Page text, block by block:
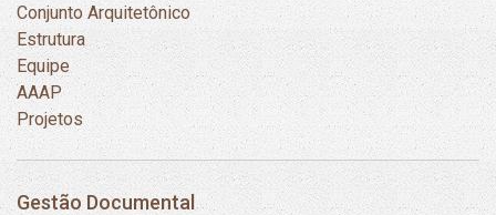
Conjunto Arquitetônico
Estrutura
Equipe
AAAP
Projetos
Gestão Documental